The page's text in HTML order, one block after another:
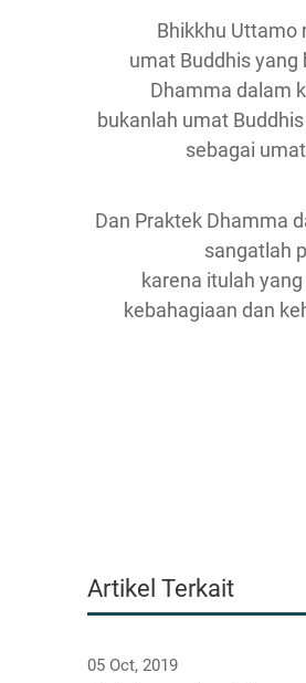
Bhikkhu Uttamo
umat Buddhis
Dhamma dalam
bukanlah umat
sebagai
Dan Praktek Dhamma
sangatlah
karena itulah
kebahagiaan dan
Artikel Terkait
05 Oct, 2019